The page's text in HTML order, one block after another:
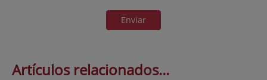
Enviar
Artículos relacionados...